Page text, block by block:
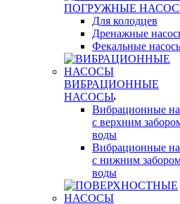
ПОГРУЖНЫЕ
Для колодцев
Дренажные
Фекальные
ВИБРАЦИОННЫЕ
НАСОСЫ
Вибрационные
с верхним
воды
Вибрационные
с нижним
воды